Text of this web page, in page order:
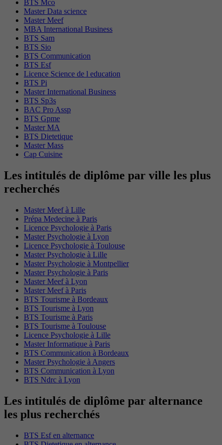
BTS Mco
Master Data science
Master Meef
MBA International Business
BTS Sam
BTS Sio
BTS Communication
BTS Esf
Licence Science de l education
BTS Pi
Master International Business
BTS Sp3s
BAC Pro Assp
BTS Gpme
Master MA
BTS Dietetique
Master Mass
Cap Cuisine
Les intitulés de diplôme par ville les plus
recherchés
Master Meef à Lille
Prépa Medecine à Paris
Licence Psychologie à Paris
Master Psychologie à Lyon
Licence Psychologie à Toulouse
Master Psychologie à Lille
Master Psychologie à Montpellier
Master Psychologie à Paris
Master Meef à Lyon
Master Meef à Paris
BTS Tourisme à Bordeaux
BTS Tourisme à Lyon
BTS Tourisme à Paris
BTS Tourisme à Toulouse
Licence Psychologie à Lille
Master Informatique à Paris
BTS Communication à Bordeaux
Master Psychologie à Angers
BTS Communication à Lyon
BTS Ndrc à Lyon
Les intitulés de diplôme par alternance
les plus recherchés
BTS Esf en alternance